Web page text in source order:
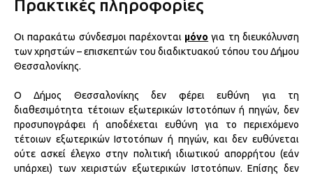
Πρακτικές πληροφορίες
Οι παρακάτω σύνδεσμοι παρέχονται μόνο για τη διευκόλυνση
των χρηστών – επισκεπτών του διαδικτυακού τόπου του Δήμου
Θεσσαλονίκης.
Ο Δήμος Θεσσαλονίκης δεν φέρει ευθύνη για τη
διαθεσιμότητα τέτοιων εξωτερικών Ιστοτόπων ή πηγών, δεν
προσυπογράφει ή αποδέχεται ευθύνη για το περιεχόμενο
τέτοιων εξωτερικών Ιστοτόπων ή πηγών, και δεν ευθύνεται
ούτε ασκεί έλεγχο στην πολιτική ιδιωτικού απορρήτου (εάν
υπάρχει) των χειριστών εξωτερικών Ιστοτόπων. Επίσης δεν